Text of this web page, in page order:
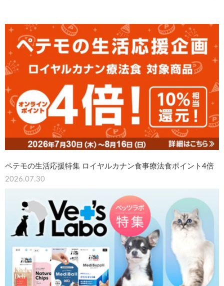
ペテモの生活応援特集 ロイヤルカナン食事療法食ポイント4倍
2026.07.30